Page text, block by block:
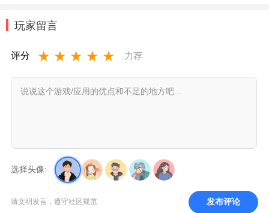
玩家留言
评分 ★ ★ ★ ★ ★ 力荐
选择头像:
请文明发言，遵守社区规范 发布评论